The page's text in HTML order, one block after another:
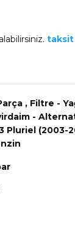
taksit
, Filtre -
-
Pluriel (2003-